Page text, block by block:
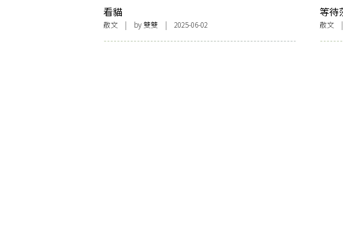
看貓
散文 | by雙雙 | 2025-06-02
等待
散文